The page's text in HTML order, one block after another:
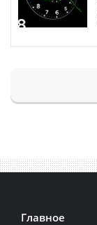
Главное